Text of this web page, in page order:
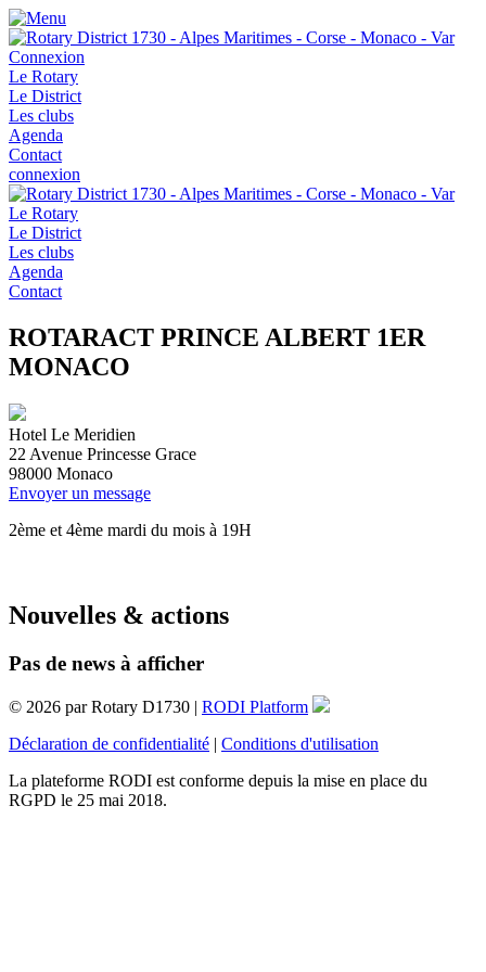
Connexion
Le Rotary
Le District
Les clubs
Agenda
Contact
connexion
Le Rotary
Le District
Les clubs
Agenda
Contact
ROTARACT PRINCE ALBERT 1ER
MONACO
Hotel Le Meridien
22 Avenue Princesse Grace
98000 Monaco
Envoyer un message
2ème et 4ème mardi du mois à 19H
Nouvelles & actions
Pas de news à afficher
© 2026 par Rotary D1730 | RODI Platform
Déclaration de confidentialité | Conditions d'utilisation
La plateforme RODI est conforme depuis la mise en place du
RGPD le 25 mai 2018.